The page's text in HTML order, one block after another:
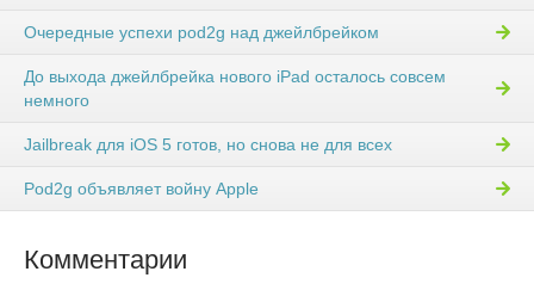
Очередные успехи pod2g над джейлбрейком
До выхода джейлбрейка нового iPad осталось совсем
немного
Jailbreak для iOS 5 готов, но снова не для всех
Pod2g объявляет войну Apple
Комментарии